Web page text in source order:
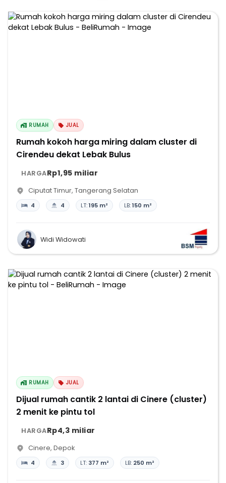
RUMAH JUAL
Rumah kokoh harga miring dalam cluster di
Cirendeu dekat Lebak Bulus
HARGARp1,95 miliar
Ciputat Timur, Tangerang Selatan
4 4 LT:195 m² LB:150 m²
Widi Widowati
RUMAH JUAL
Dijual rumah cantik 2 lantai di Cinere (cluster)
2 menit ke pintu tol
HARGARp4,3 miliar
Cinere, Depok
4 3 LT: 377 m² LB: 250 m²